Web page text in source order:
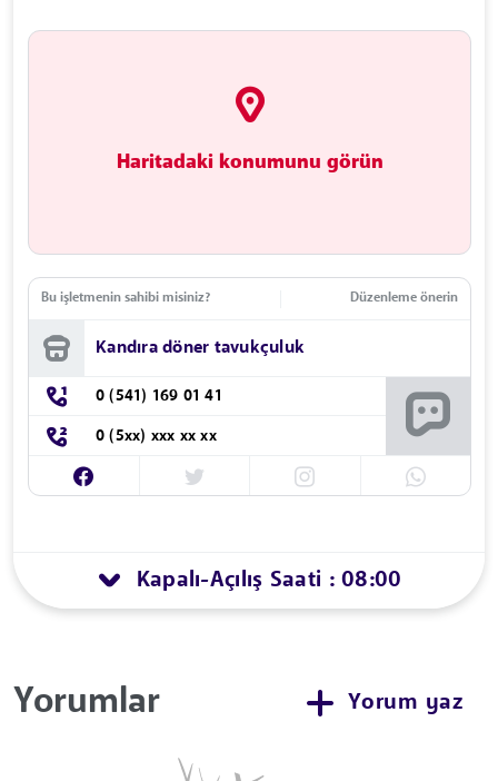
Haritadaki konumunu görün
Bu işletmenin sahibi misiniz? Düzenleme önerin
Kandıra döner tavukçuluk
0 (541) 169 01 41
0 (5xx) xxx xx xx
Kapalı-Açılış Saati : 08:00
Yorumlar Yorum yaz